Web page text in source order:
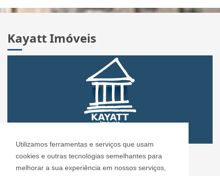
Utilizamos ferramentas e serviços que usam
cookies e outras tecnologias semelhantes para
melhorar a sua experiência em nossos serviços,
Kayatt Imóveis
CRECI: 72.304
Informações de Contato